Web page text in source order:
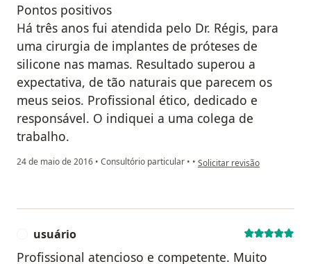
Pontos positivos
Há três anos fui atendida pelo Dr. Régis, para
uma cirurgia de implantes de próteses de
silicone nas mamas. Resultado superou a
expectativa, de tão naturais que parecem os
meus seios. Profissional ético, dedicado e
responsável. O indiquei a uma colega de
trabalho.
24 de maio de 2016 • Consultório particular • • na opinião do utilizador Sua
Solicitar revisão
usuário
Profissional atencioso e competente. Muito